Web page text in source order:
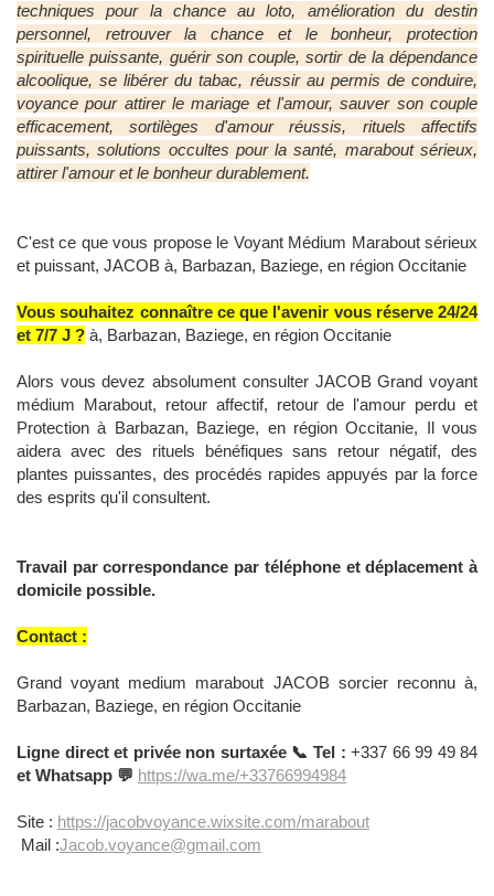
techniques pour la chance au loto, amélioration du destin
personnel, retrouver la chance et le bonheur, protection
spirituelle puissante, guérir son couple, sortir de la dépendance
alcoolique, se libérer du tabac, réussir au permis de conduire,
voyance pour attirer le mariage et l'amour, sauver son couple
efficacement, sortilèges d'amour réussis, rituels affectifs
puissants, solutions occultes pour la santé, marabout sérieux,
attirer l'amour et le bonheur durablement.
C'est ce que vous propose le Voyant Médium Marabout sérieux
et puissant, JACOB à, Barbazan, Baziege, en région Occitanie
Vous souhaitez connaître ce que l'avenir vous réserve 24/24
et 7/7 J ? à, Barbazan, Baziege, en région Occitanie
Alors vous devez absolument consulter JACOB Grand voyant
médium Marabout, retour affectif, retour de l'amour perdu et
Protection à Barbazan, Baziege, en région Occitanie, Il vous
aidera avec des rituels bénéfiques sans retour négatif, des
plantes puissantes, des procédés rapides appuyés par la force
des esprits qu'il consultent.
Travail par correspondance par téléphone et déplacement à
domicile possible.
Contact :
Grand voyant medium marabout JACOB sorcier reconnu à,
Barbazan, Baziege, en région Occitanie
Ligne direct et privée non surtaxée 📞 Tel : +337 66 99 49 84
et Whatsapp 💬 https://wa.me/+33766994984
Site : https://jacobvoyance.wixsite.com/marabout
Mail :Jacob.voyance@gmail.com